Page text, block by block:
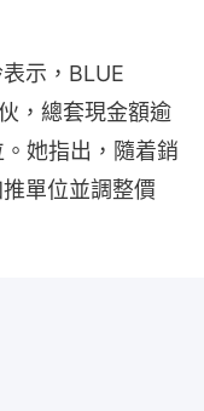
示，BLUE
，總套現金額逾
她指出，隨着銷
單位並調整價